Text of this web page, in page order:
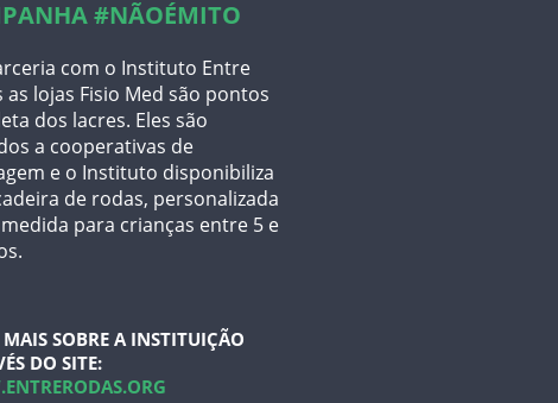
#NÃOÉMITO
com o Instituto Entre
as lojas Fisio Med são pontos
dos lacres. Eles são
a cooperativas de
e o Instituto disponibiliza
de rodas, personalizada
para crianças entre 5 e
SOBRE A INSTITUIÇÃO
DO SITE: